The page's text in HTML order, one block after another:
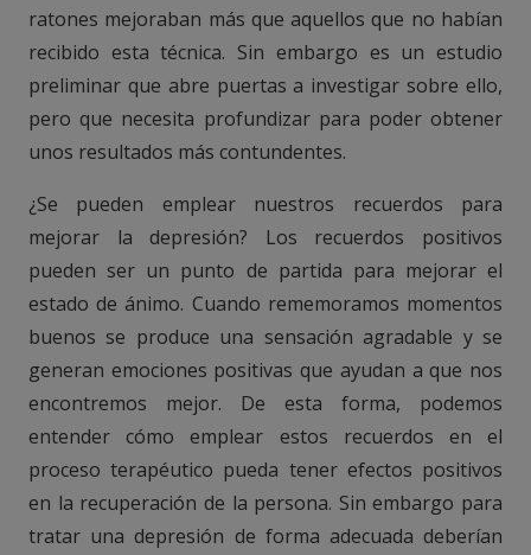
ratones mejoraban más que aquellos que no habían
recibido esta técnica. Sin embargo es un estudio
preliminar que abre puertas a investigar sobre ello,
pero que necesita profundizar para poder obtener
unos resultados más contundentes.
¿Se pueden emplear nuestros recuerdos para
mejorar la depresión? Los recuerdos positivos
pueden ser un punto de partida para mejorar el
estado de ánimo. Cuando rememoramos momentos
buenos se produce una sensación agradable y se
generan emociones positivas que ayudan a que nos
encontremos mejor. De esta forma, podemos
entender cómo emplear estos recuerdos en el
proceso terapéutico pueda tener efectos positivos
en la recuperación de la persona. Sin embargo para
tratar una depresión de forma adecuada deberían